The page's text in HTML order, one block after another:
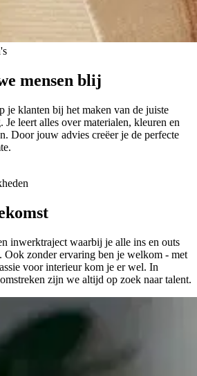
mensen blij
je klanten bij het maken van de juiste
leert alles over materialen, kleuren en
Door jouw advies creëer je de perfecte
inwerktraject waarbij je alle ins en outs
Ook zonder ervaring ben je welkom - met
voor interieur kom je er wel. In
zijn we altijd op zoek naar talent.